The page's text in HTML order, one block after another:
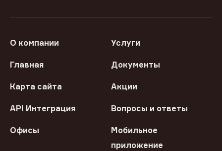
О компании Услуги
Главная Документы
Карта сайта Акции
API Интеграция Вопросы и ответы
Офисы
Мобильное
приложение